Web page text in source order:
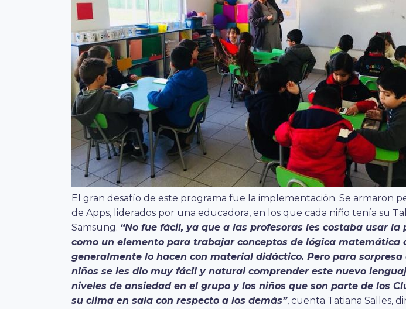
El gran desafío de este programa fue la implementación. Se armaron
de Apps, liderados por una educadora, en los que cada niño tenía su
Samsung. “No fue fácil, ya que a las profesoras les costaba usar la
como un elemento para trabajar conceptos de lógica matemática
generalmente lo hacen con material didáctico. Pero para sorpresa
niños se les dio muy fácil y natural comprender este nuevo
niveles de ansiedad en el grupo y los niños que son parte de los
su clima en sala con respecto a los demás”, cuenta Tatiana Salles,